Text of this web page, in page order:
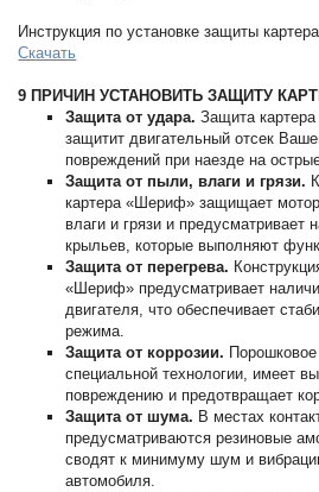
Инструкция по установке защиты
Скачать
9 ПРИЧИН УСТАНОВИТЬ ЗАЩИТУ
Защита от удара.Защита
защитит двигательный отсек
повреждений при наезде на
Защита от пыли, влаги и грязи.
картера «Шериф» защищает
влаги и грязи и предусматривает
крыльев, которые выполняют
Защита от перегрева.
«Шериф» предусматривает
двигателя, что обеспечивает
режима.
Защита от коррозии.
специальной технологии, имеет
повреждению и предотвращает
Защита от шума. В местах
предусматриваются резиновые
сводят к минимуму шум и
автомобиля.